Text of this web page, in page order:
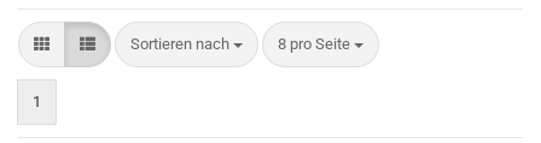
Sortieren nach 8 pro Seite
1